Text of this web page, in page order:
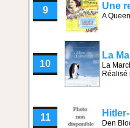
9 Une
A
10
La
La
Réalisé
11
Den